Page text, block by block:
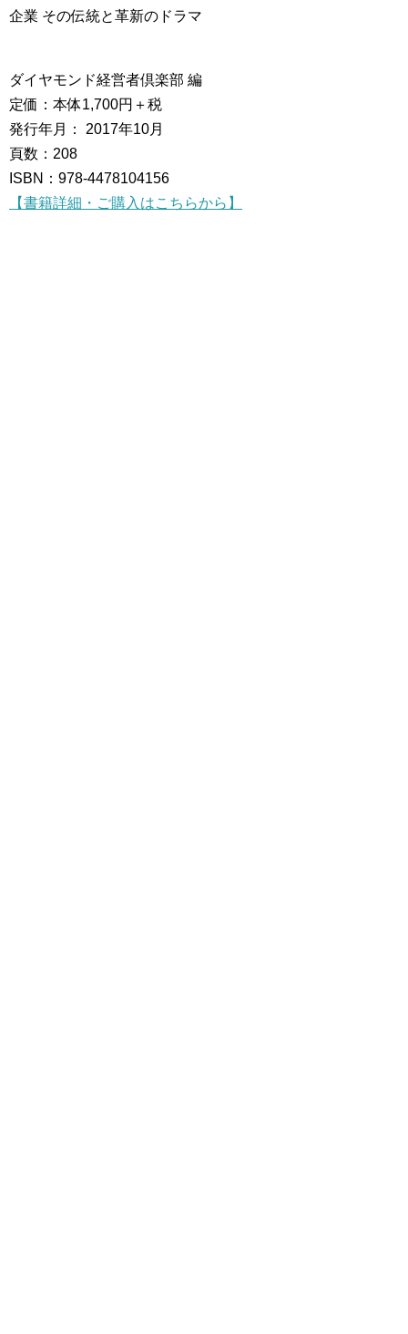
企業 その伝統と革新のドラマ
ダイヤモンド経営者倶楽部 編
定価：本体1,700円＋税
発行年月： 2017年10月
頁数：208
ISBN：978-4478104156
【書籍詳細・ご購入はこちらから】